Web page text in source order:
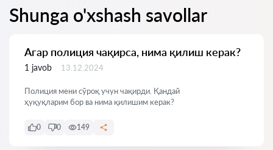
Shunga o'xshash savollar
Агар полиция чақирса, нима қилиш керак?
1 javob 13.12.2024
Полиция мени сўроқ учун чақирди. Қандай
ҳуқуқларим бор ва нима қилишим керак?
0 0 149